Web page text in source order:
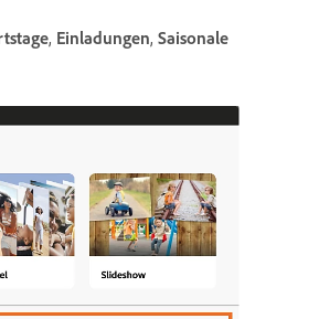
, Einladungen, Saisonale